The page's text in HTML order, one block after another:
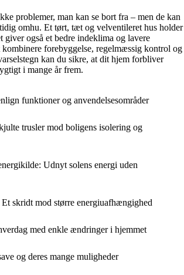
problemer, man kan se bort fra – men de kan
omhu. Et tørt, tæt og velventileret hus holder
giver også et bedre indeklima og lavere
forebyggelse, regelmæssig kontrol og
kan du sikre, at dit hjem forbliver
i mange år frem.
funktioner og anvendelsesområder
trusler mod boligens isolering og
Udnyt solens energi uden
skridt mod større energiuafhængighed
med enkle ændringer i hjemmet
og deres mange muligheder